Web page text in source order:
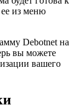
из меню
Debotnet на
вы можете
вашего